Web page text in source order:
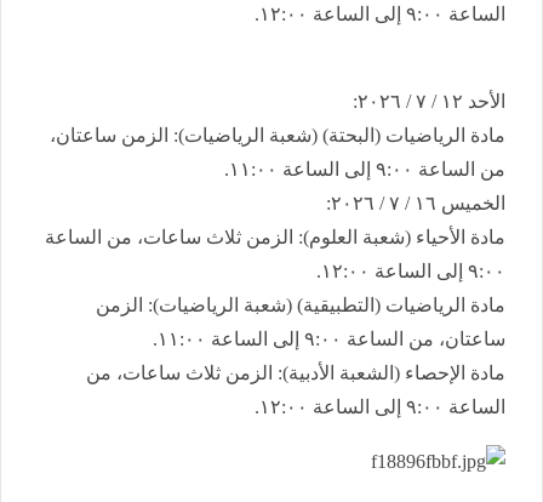
الساعة ٩:٠٠ إلى الساعة ١٢:٠٠.
​الأحد ١٢ / ٧ / ٢٠٢٦:
​مادة الرياضيات (البحتة) (شعبة الرياضيات): الزمن ساعتان،
من الساعة ٩:٠٠ إلى الساعة ١١:٠٠.
​الخميس ١٦ / ٧ / ٢٠٢٦:
​مادة الأحياء (شعبة العلوم): الزمن ثلاث ساعات، من الساعة
٩:٠٠ إلى الساعة ١٢:٠٠.
​مادة الرياضيات (التطبيقية) (شعبة الرياضيات): الزمن
ساعتان، من الساعة ٩:٠٠ إلى الساعة ١١:٠٠.
​مادة الإحصاء (الشعبة الأدبية): الزمن ثلاث ساعات، من
الساعة ٩:٠٠ إلى الساعة ١٢:٠٠.